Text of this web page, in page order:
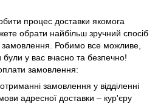
процес доставки якомога
обрати найбільш зручний спосіб
Робимо все можливе,
у вас вчасно та безпечно!
замовлення:
замовлення у відділенні
адресної доставки – кур'єру